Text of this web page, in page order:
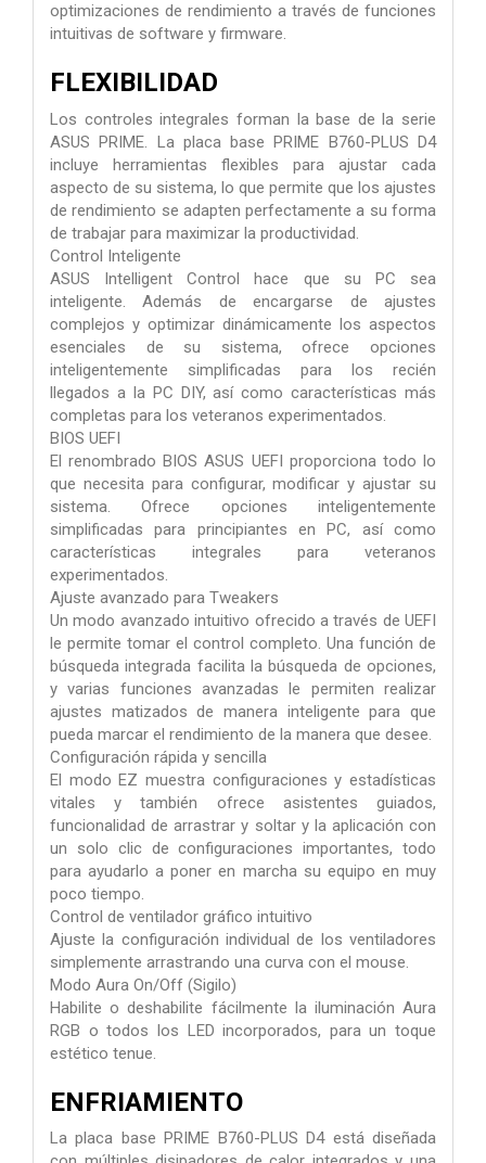
optimizaciones de rendimiento a través de funciones
intuitivas de software y firmware.
FLEXIBILIDAD
Los controles integrales forman la base de la serie
ASUS PRIME. La placa base PRIME B760-PLUS D4
incluye herramientas flexibles para ajustar cada
aspecto de su sistema, lo que permite que los ajustes
de rendimiento se adapten perfectamente a su forma
de trabajar para maximizar la productividad.
Control Inteligente
ASUS Intelligent Control hace que su PC sea
inteligente. Además de encargarse de ajustes
complejos y optimizar dinámicamente los aspectos
esenciales de su sistema, ofrece opciones
inteligentemente simplificadas para los recién
llegados a la PC DIY, así como características más
completas para los veteranos experimentados.
BIOS UEFI
El renombrado BIOS ASUS UEFI proporciona todo lo
que necesita para configurar, modificar y ajustar su
sistema. Ofrece opciones inteligentemente
simplificadas para principiantes en PC, así como
características integrales para veteranos
experimentados.
Ajuste avanzado para Tweakers
Un modo avanzado intuitivo ofrecido a través de UEFI
le permite tomar el control completo. Una función de
búsqueda integrada facilita la búsqueda de opciones,
y varias funciones avanzadas le permiten realizar
ajustes matizados de manera inteligente para que
pueda marcar el rendimiento de la manera que desee.
Configuración rápida y sencilla
El modo EZ muestra configuraciones y estadísticas
vitales y también ofrece asistentes guiados,
funcionalidad de arrastrar y soltar y la aplicación con
un solo clic de configuraciones importantes, todo
para ayudarlo a poner en marcha su equipo en muy
poco tiempo.
Control de ventilador gráfico intuitivo
Ajuste la configuración individual de los ventiladores
simplemente arrastrando una curva con el mouse.
Modo Aura On/Off (Sigilo)
Habilite o deshabilite fácilmente la iluminación Aura
RGB o todos los LED incorporados, para un toque
estético tenue.
ENFRIAMIENTO
La placa base PRIME B760-PLUS D4 está diseñada